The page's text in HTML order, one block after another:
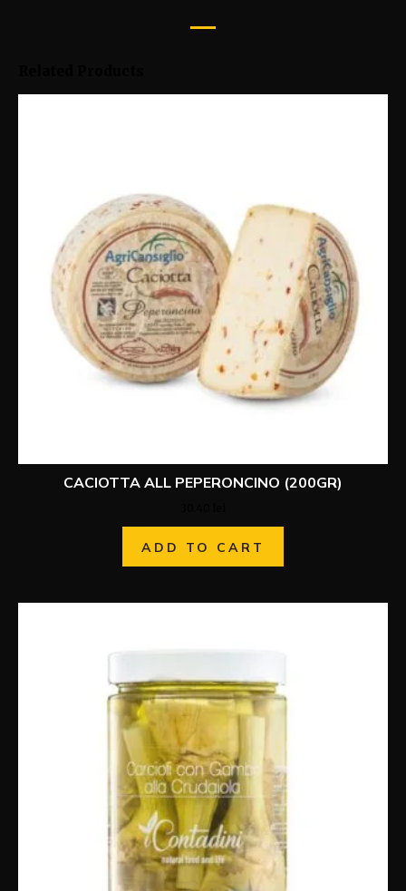
CACIOTTA ALL PEPERONCINO (200GR)
ADD TO CART